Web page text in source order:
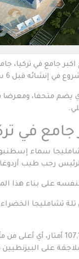
في إنشائه قبل 6 سنوات.
متحفا، ومعرضا
جامع في
سماء
رجب طيب
على بناء هذا
تلة تشامليجا
على